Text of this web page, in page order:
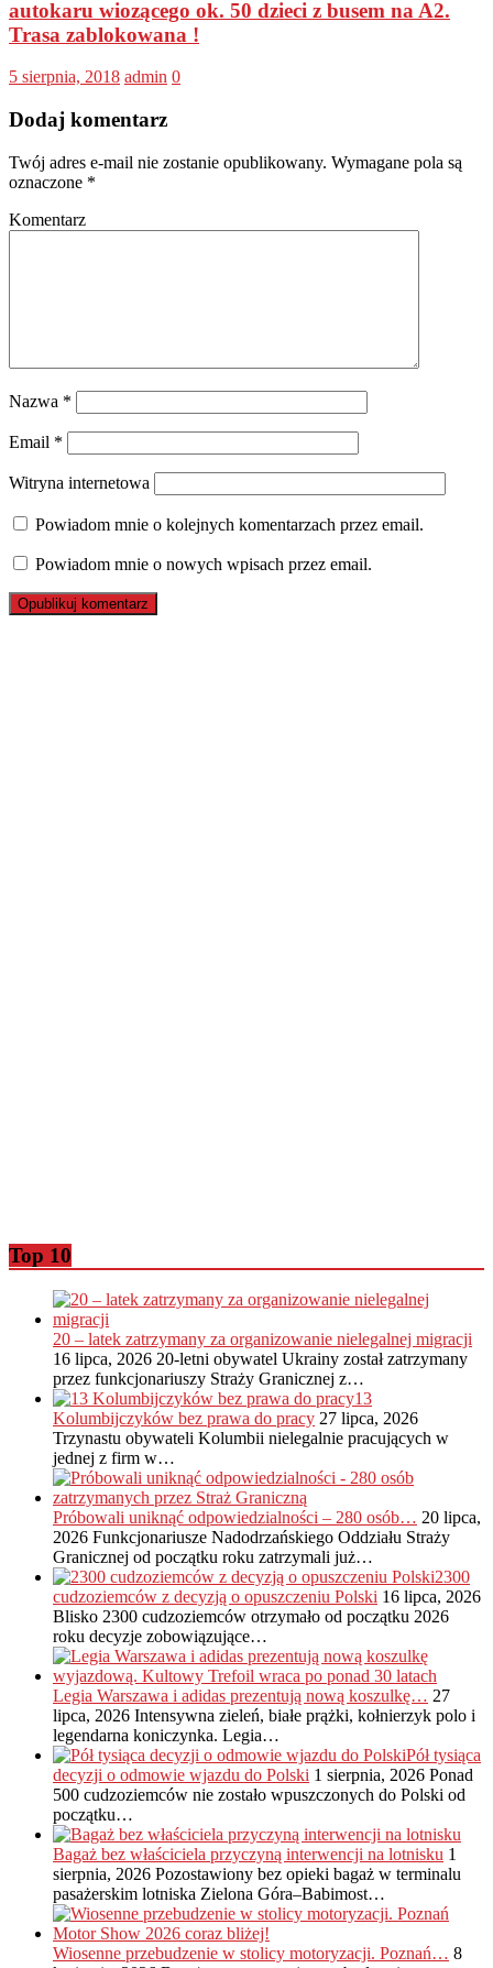
autokaru wiozącego ok. 50 dzieci z busem na A2.
Trasa zablokowana !
5 sierpnia, 2018 admin 0
Dodaj komentarz
Twój adres e-mail nie zostanie opublikowany. Wymagane pola są
oznaczone *
Komentarz
Nazwa *
Email *
Witryna internetowa
Powiadom mnie o kolejnych komentarzach przez email.
Powiadom mnie o nowych wpisach przez email.
Top 10
20 – latek zatrzymany za organizowanie nielegalnej migracji
16 lipca, 2026 20-letni obywatel Ukrainy został zatrzymany
przez funkcjonariuszy Straży Granicznej z…
13
Kolumbijczyków bez prawa do pracy 27 lipca, 2026
Trzynastu obywateli Kolumbii nielegalnie pracujących w
jednej z firm w…
Próbowali uniknąć odpowiedzialności – 280 osób… 20 lipca,
2026 Funkcjonariusze Nadodrzańskiego Oddziału Straży
Granicznej od początku roku zatrzymali już…
2300
cudzoziemców z decyzją o opuszczeniu Polski 16 lipca, 2026
Blisko 2300 cudzoziemców otrzymało od początku 2026
roku decyzje zobowiązujące…
Legia Warszawa i adidas prezentują nową koszulkę… 27
lipca, 2026 Intensywna zieleń, białe prążki, kołnierzyk polo i
legendarna koniczynka. Legia…
Pół tysiąca
decyzji o odmowie wjazdu do Polski 1 sierpnia, 2026 Ponad
500 cudzoziemców nie zostało wpuszczonych do Polski od
początku…
Bagaż bez właściciela przyczyną interwencji na lotnisku 1
sierpnia, 2026 Pozostawiony bez opieki bagaż w terminalu
pasażerskim lotniska Zielona Góra–Babimost…
Wiosenne przebudzenie w stolicy motoryzacji. Poznań… 8